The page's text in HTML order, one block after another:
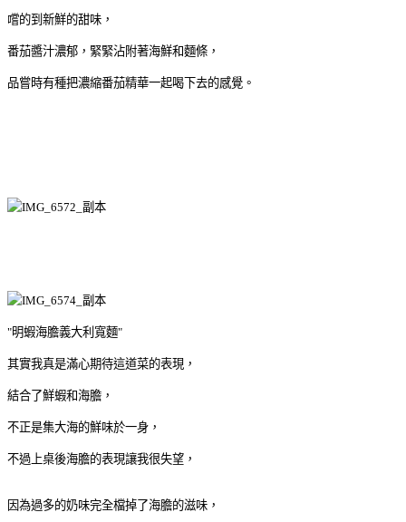
嚐的到新鮮的甜味，
番茄醬汁濃郁，緊緊沾附著海鮮和麵條，
品嘗時有種把濃縮番茄精華一起喝下去的感覺。
"明蝦海膽義大利寬麵"
其實我真是滿心期待這道菜的表現，
結合了鮮蝦和海膽，
不正是集大海的鮮味於一身，
不過上桌後海膽的表現讓我很失望，
因為過多的奶味完全檔掉了海膽的滋味，